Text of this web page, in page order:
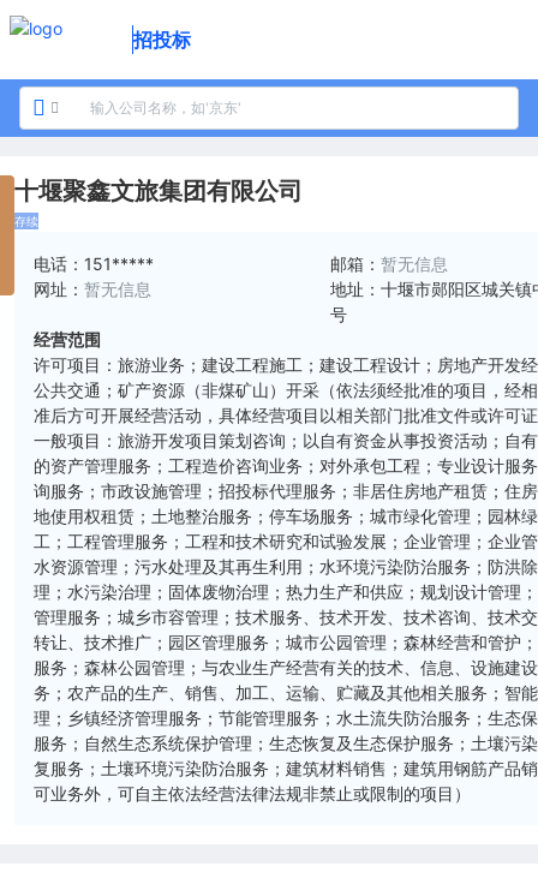
招投标
十堰聚鑫文旅集团有限公司
存续
电话： 151***** 邮箱： 暂无信息
网址：暂无信息 地址： 十堰市郧阳区城关镇
号
经营范围
许可项目：旅游业务；建设工程施工；建设工程设计；房地产开发
公共交通；矿产资源（非煤矿山）开采（依法须经批准的项目，经
准后方可开展经营活动，具体经营项目以相关部门批准文件或许可
一般项目：旅游开发项目策划咨询；以自有资金从事投资活动；自
的资产管理服务；工程造价咨询业务；对外承包工程；专业设计服
询服务；市政设施管理；招投标代理服务；非居住房地产租赁；住
地使用权租赁；土地整治服务；停车场服务；城市绿化管理；园林
工；工程管理服务；工程和技术研究和试验发展；企业管理；企业
水资源管理；污水处理及其再生利用；水环境污染防治服务；防洪
理；水污染治理；固体废物治理；热力生产和供应；规划设计管理
管理服务；城乡市容管理；技术服务、技术开发、技术咨询、技术
转让、技术推广；园区管理服务；城市公园管理；森林经营和管护
服务；森林公园管理；与农业生产经营有关的技术、信息、设施建
务；农产品的生产、销售、加工、运输、贮藏及其他相关服务；智
理；乡镇经济管理服务；节能管理服务；水土流失防治服务；生态
服务；自然生态系统保护管理；生态恢复及生态保护服务；土壤污
复服务；土壤环境污染防治服务；建筑材料销售；建筑用钢筋产品
可业务外，可自主依法经营法律法规非禁止或限制的项目）